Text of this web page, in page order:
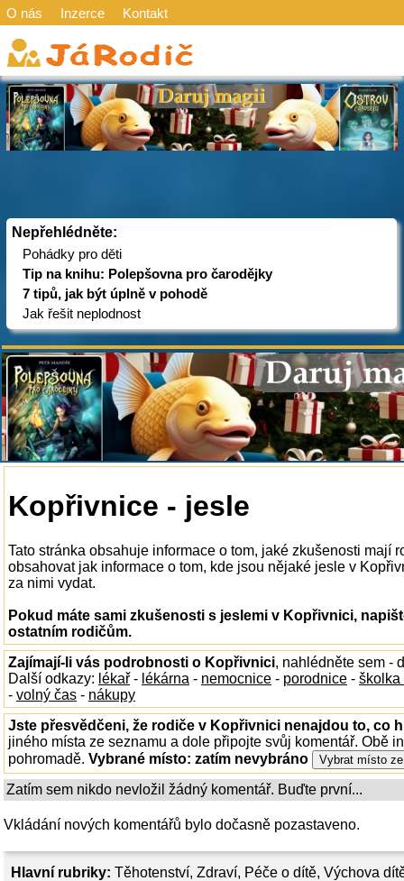
O nás Inzerce Kontakt
Nepřehlédněte:
Pohádky pro děti
Tip na knihu: Polepšovna pro čarodějky
7 tipů, jak být úplně v pohodě
Jak řešit neplodnost
Hlavní rubriky: Těhotenství, Zdraví, Péče o dítě, Výchova
Kopřivnice - jesle
Tato stránka obsahuje informace o tom, jaké zkušenosti mají
obsahovat jak informace o tom, kde jsou nějaké jesle v
za nimi vydat.
Pokud máte sami zkušenosti s jeslemi v Kopřivnici,
ostatním rodičům.
Zajímají-li vás podrobnosti o Kopřivnici, nahlédněte sem -
Další odkazy: lékař - lékárna - nemocnice - porodnice - školka
- volný čas - nákupy
Jste přesvědčeni, že rodiče v Kopřivnici nenajdou to, co
jiného místa ze seznamu a dole připojte svůj komentář. Obě
pohromadě. Vybrané místo: zatím nevybráno
Zatím sem nikdo nevložil žádný komentář. Buďte první...
Vkládání nových komentářů bylo dočasně pozastaveno.